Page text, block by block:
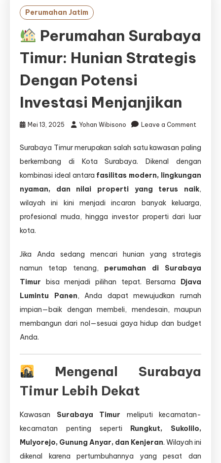
Perumahan Jatim
Perumahan Surabaya
Timur: Hunian Strategis
Dengan Potensi
Investasi Menjanjikan
Mei 13, 2025 Yohan Wibisono Leave a Comment
Timur:
Hunian
dengan
Potensi
Surabaya Timur merupakan salah satu kawasan paling
berkembang di Kota Surabaya. Dikenal dengan
kombinasi ideal antara fasilitas modern, lingkungan
nyaman, dan nilai properti yang terus naik,
wilayah ini kini menjadi incaran banyak keluarga,
profesional muda, hingga investor properti dari luar
kota.
Jika Anda sedang mencari hunian yang strategis
namun tetap tenang, perumahan di Surabaya
Timur bisa menjadi pilihan tepat. Bersama Djava
Lumintu Panen, Anda dapat mewujudkan rumah
impian—baik dengan membeli, mendesain, maupun
membangun dari nol—sesuai gaya hidup dan budget
Anda.
Mengenal Surabaya
Timur Lebih Dekat
Kawasan Surabaya Timur meliputi kecamatan-
kecamatan penting seperti Rungkut, Sukolilo,
Mulyorejo, Gunung Anyar, dan Kenjeran. Wilayah ini
dikenal karena pertumbuhannya yang pesat dan